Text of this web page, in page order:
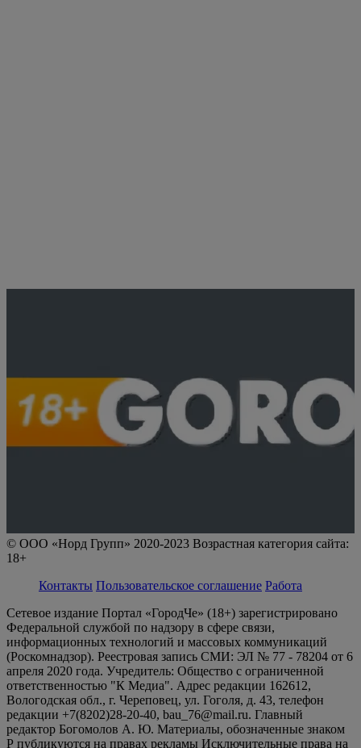
© ООО «Норд Групп» 2020-2023 Возрастная категория сайта:
18+
Контакты Пользовательское соглашение Работа
Сетевое издание Портал «ГородЧе» (18+) зарегистрировано
Федеральной службой по надзору в сфере связи,
информационных технологий и массовых коммуникаций
(Роскомнадзор). Реестровая запись СМИ: ЭЛ № 77 - 78204 от 6
апреля 2020 года. Учредитель: Общество с ограниченной
ответственностью "К Медиа". Адрес редакции 162612,
Вологодская обл., г. Череповец, ул. Гоголя, д. 43, телефон
редакции +7(8202)28-20-40, bau_76@mail.ru. Главный
редактор Богомолов А. Ю. Материалы, обозначенные знаком
Р публикуются на правах рекламы Исключительные права на